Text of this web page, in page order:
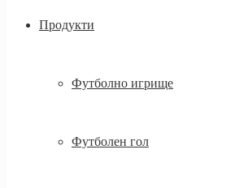
Продукти
Футболно игрище
Футболен гол